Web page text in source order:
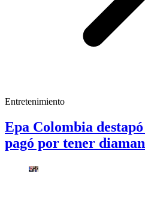
Entretenimiento
Epa Colombia
pagó por tener